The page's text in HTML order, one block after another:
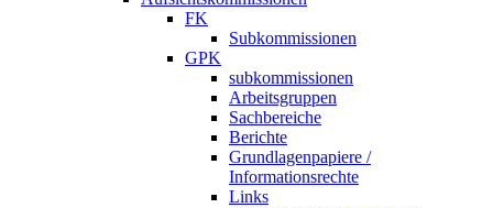
FK
Subkommissionen
GPK
subkommissionen
Arbeitsgruppen
Sachbereiche
Berichte
Grundlagenpapiere /
Informationsrechte
Links